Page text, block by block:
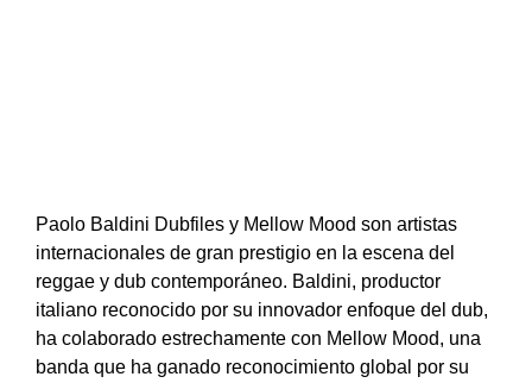
Paolo Baldini Dubfiles y Mellow Mood son artistas
internacionales de gran prestigio en la escena del
reggae y dub contemporáneo. Baldini, productor
italiano reconocido por su innovador enfoque del dub,
ha colaborado estrechamente con Mellow Mood, una
banda que ha ganado reconocimiento global por su